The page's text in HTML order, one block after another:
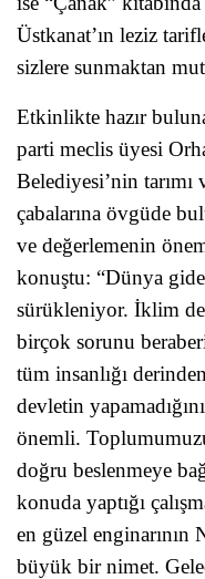
Üstkanat’ın leziz
sizlere sunmaktan
Etkinlikte hazır
parti meclis üyesi
Belediyesi’nin
çabalarına övgüde
ve değerlemenin
konuştu: “Dünya
sürükleniyor. İklim
birçok sorunu
tüm insanlığı
devletin
önemli.
doğru beslenmeye
konuda yaptığı
en güzel enginarının
büyük bir nimet.